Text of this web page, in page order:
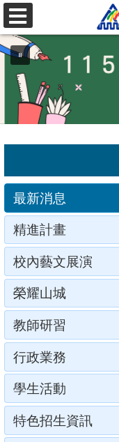
跳
至
主
容
選
單
最新消息
精進計畫
校內藝文展演
榮耀山城
教師研習
行政業務
學生活動
特色招生資訊